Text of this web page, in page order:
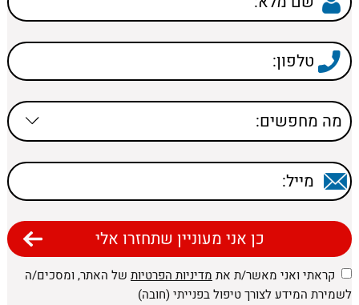
קראתי ואני מאשר/ת את מדיניות הפרטיותשל האתר, ומסכים/ה
לשמירת המידע לצורך טיפול בפנייתי (חובה)